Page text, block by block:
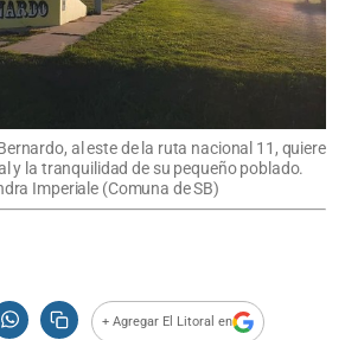
al este de la ruta nacional 11, quiere
y la tranquilidad de su pequeño poblado.
Imperiale (Comuna de SB)
+ Agregar El Litoral en